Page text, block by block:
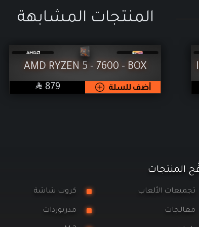
المنتجات المشابهة
AMD RYZEN 5 - 7600 - BOX
أضف للسلة  SAR
879
المنتجات
الألعاب كروت شاشة
مذربوردات